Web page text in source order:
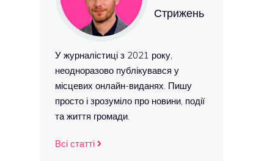
Стрижень
У журналістиці з 2021 року,
неодноразово публікувався у
місцевих онлайн-виданях. Пишу
просто і зрозуміло про новини, події
та життя громади.
Всі статті